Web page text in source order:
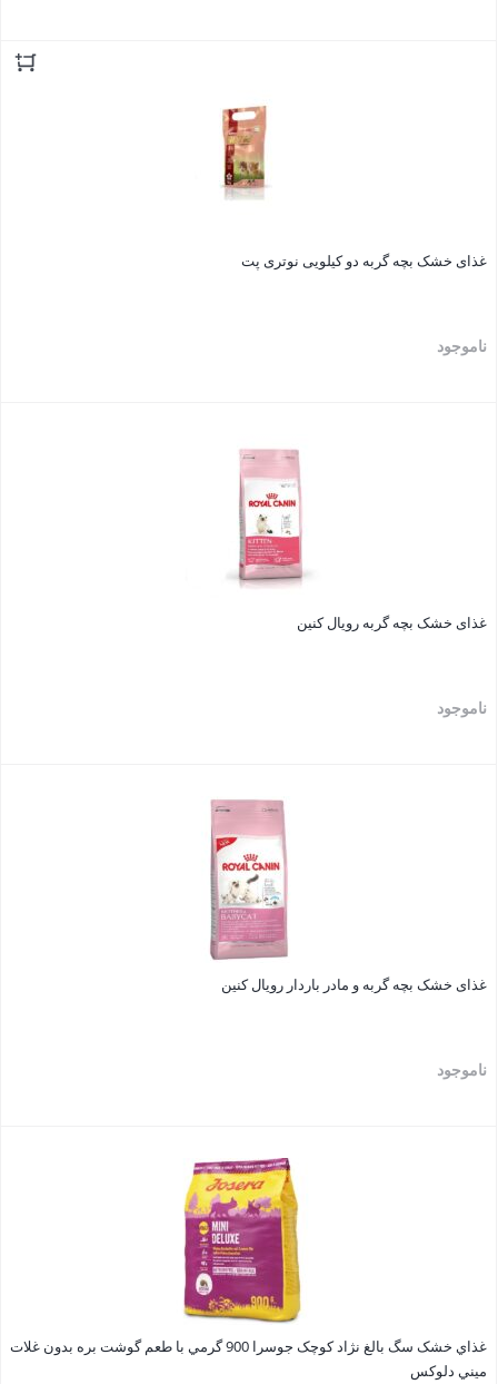
غذای خشک بچه گربه دو کیلویی نوتری پت
ناموجود
غذای خشک بچه گربه رویال کنین
ناموجود
غذای خشک بچه گربه و مادر باردار رویال کنین
ناموجود
غذاي خشک سگ بالغ نژاد کوچک جوسرا 900 گرمي با طعم گوشت بره بدون غلات
ميني دلوکس